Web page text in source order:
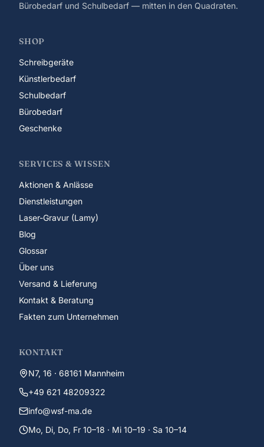
Bürobedarf und Schulbedarf — mitten in den Quadraten.
SHOP
Schreibgeräte
Künstlerbedarf
Schulbedarf
Bürobedarf
Geschenke
SERVICES & WISSEN
Aktionen & Anlässe
Dienstleistungen
Laser-Gravur (Lamy)
Blog
Glossar
Über uns
Versand & Lieferung
Kontakt & Beratung
Fakten zum Unternehmen
KONTAKT
N7, 16 · 68161 Mannheim
+49 621 48209322
info@wsf-ma.de
Mo, Di, Do, Fr 10–18 · Mi 10–19 · Sa 10–14